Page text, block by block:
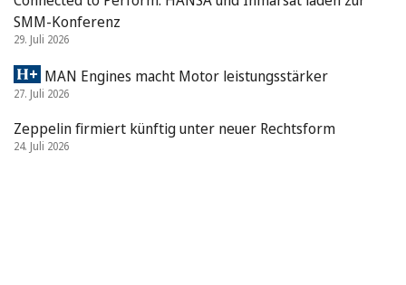
SMM-Konferenz
29. Juli 2026
MAN Engines macht Motor leistungsstärker
27. Juli 2026
Zeppelin firmiert künftig unter neuer Rechtsform
24. Juli 2026